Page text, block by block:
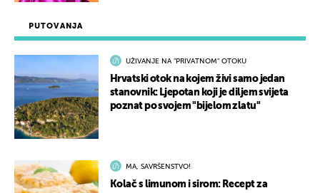
PUTOVANJA
UŽIVANJE NA "PRIVATNOM" OTOKU
Hrvatski otok na kojem živi samo jedan
stanovnik: Ljepotan koji je diljem svijeta
poznat po svojem "bijelom zlatu"
MA, SAVRŠENSTVO!
Kolač s limunom i sirom: Recept za